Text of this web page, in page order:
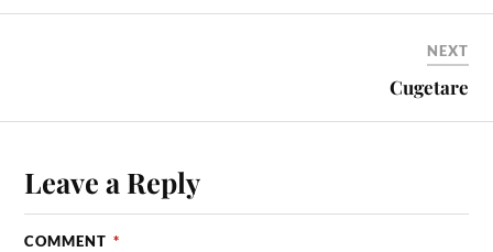
NEXT
Cugetare
Leave a Reply
COMMENT *